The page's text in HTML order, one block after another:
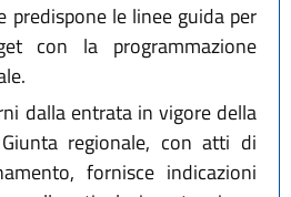
predispone le linee guida per
con la programmazione
dalla entrata in vigore della
regionale, con atti di
fornisce indicazioni